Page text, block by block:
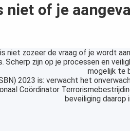
niet of je
niet zozeer de vraag of je wordt
Scherp zijn op je processen en
mogelijk te
2023 is: verwacht het
Coördinator
beveiliging daarop